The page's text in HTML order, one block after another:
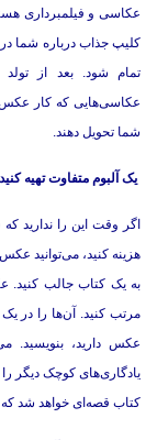
عکاسی و فیلمبرداری
کلیپ جذاب درباره شما
تمام شود. بعد از تولد
عکاسی‌هایی که کار عکس و
شما تحویل دهند.
یک آلبوم متفاوت تهیه کنید
اگر وقت این را ندارید
هزینه کنید، می‌توانید
به یک کتاب جالب کنید.
مرتب کنید. آن‌ها را در یک
عکس دارید، بنویسید.
یادگاری‌های کوچک دیگر
کتاب قصه‌ای خواهد شد